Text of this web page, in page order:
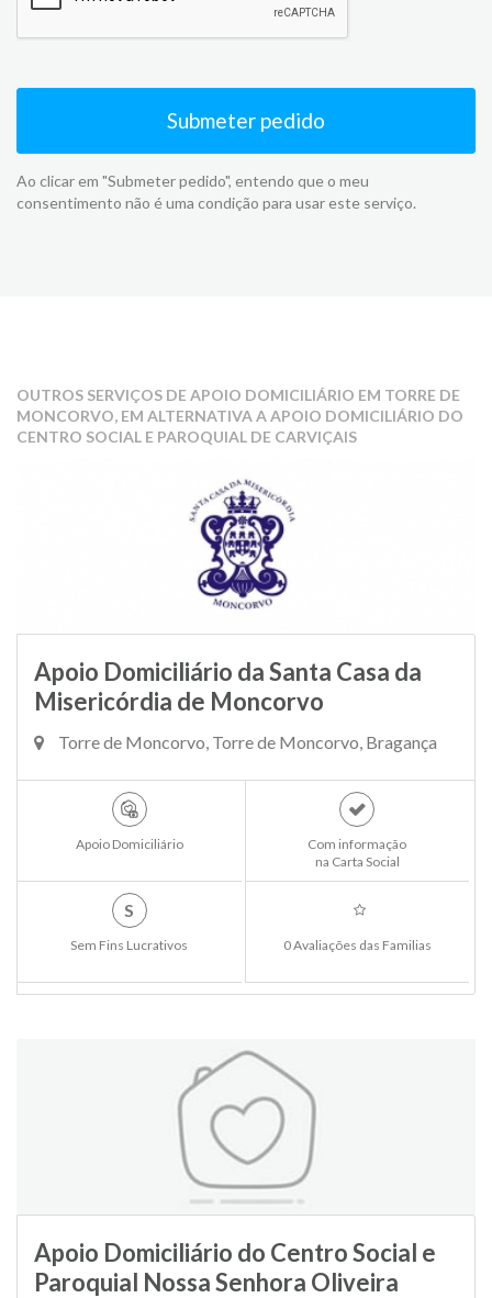
Submeter pedido
Ao clicar em "Submeter pedido", entendo que o meu
consentimento não é uma condição para usar este serviço.
OUTROS SERVIÇOS DE APOIO DOMICILIÁRIO EM TORRE DE
MONCORVO, EM ALTERNATIVA A APOIO DOMICILIÁRIO DO
CENTRO SOCIAL E PAROQUIAL DE CARVIÇAIS
Apoio Domiciliário da Santa Casa da
Misericórdia de Moncorvo
Torre de Moncorvo, Torre de Moncorvo, Bragança
Apoio Domiciliário
Com informação
na Carta Social
S
Sem Fins Lucrativos 0 Avaliações das Familias
Apoio Domiciliário do Centro Social e
Paroquial Nossa Senhora Oliveira